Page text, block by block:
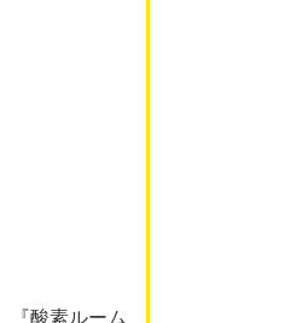
『酸素ルーム